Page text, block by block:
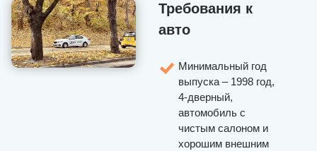
Требования к
авто
Минимальный год
выпуска – 1998 год,
4-дверный,
автомобиль с
чистым салоном и
хорошим внешним